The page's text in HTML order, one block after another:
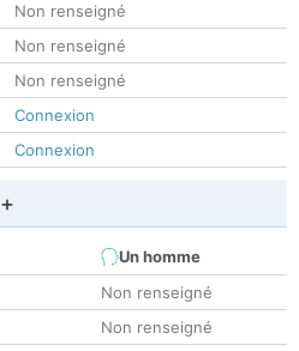
Non renseigné
Non renseigné
Non renseigné
Connexion
Connexion
Un homme
Non renseigné
Non renseigné